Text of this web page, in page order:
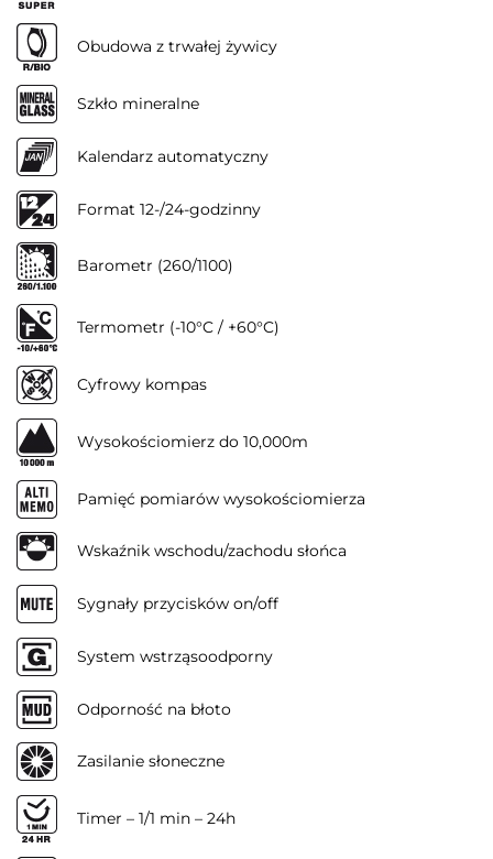
Obudowa z trwałej żywicy
Szkło mineralne
Kalendarz automatyczny
Format 12-/24-godzinny
Barometr (260/1100)
Termometr (-10°C / +60°C)
Cyfrowy kompas
Wysokościomierz do 10,000m
Pamięć pomiarów wysokościomierza
Wskaźnik wschodu/zachodu słońca
Sygnały przycisków on/off
System wstrząsoodporny
Odporność na błoto
Zasilanie słoneczne
Timer – 1/1 min – 24h